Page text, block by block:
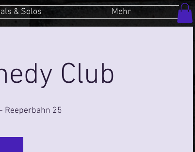
& Solos Mehr
Club
Reeperbahn 25